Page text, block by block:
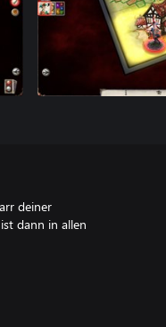
deiner
dann in allen